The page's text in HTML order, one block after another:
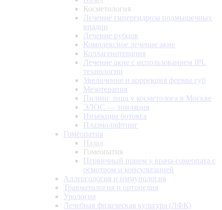
Косметология
Лечение гипергидроза подмышечных
впадин
Лечение рубцов
Комплексное лечение акне
Коллагенотерапия
Лечение акне с использованием IPL
технологии
Увеличение и коррекция формы губ
Мезотерапия
Пилинг лица у косметолога в Москве
ЭЛОС — эпиляция
Инъекции ботокса
Плазмолифтинг
Гомеопатия
Назад
Гомеопатия
Первичный прием у врача-гомеопата с
осмотром и консультацией
Аллергология и иммунология
Травматология и ортопедия
Урология
Лечебная физическая культура (ЛФК)